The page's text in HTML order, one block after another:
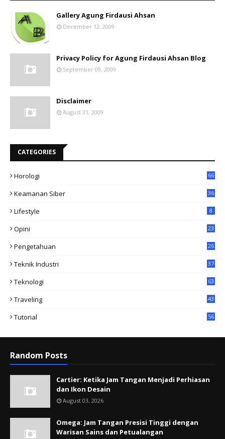
Gallery Agung Firdausi Ahsan
December 12, 2009
Privacy Policy for Agung Firdausi Ahsan Blog
September 09, 2009
Disclaimer
August 31, 2009
CATEGORIES
Horologi 66
Keamanan Siber 36
Lifestyle 8
Opini 23
Pengetahuan 26
Teknik Industri 37
Teknologi 63
Traveling 43
Tutorial 56
Random Posts
Cartier: Ketika Jam Tangan Menjadi Perhiasan
dan Ikon Desain
August 03, 2026
Omega: Jam Tangan Presisi Tinggi dengan
Warisan Sains dan Petualangan